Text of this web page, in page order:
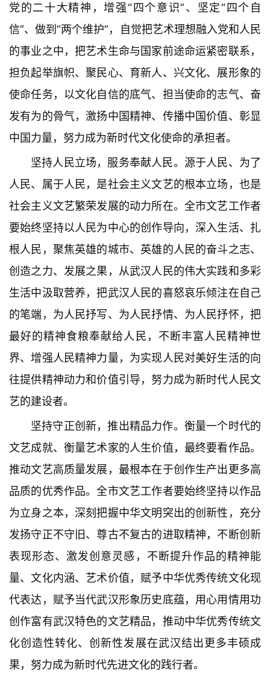
首
武
汉
办
事
党的二十大精神，增强“四个意识”、坚定“四个自
信”、做到“两个维护”，自觉把艺术理想融入党和人民
的事业之中，把艺术生命与国家前途命运紧密联系，
担负起举旗帜、聚民心、育新人、兴文化、展形象的
使命任务，以文化自信的底气、担当使命的志气、奋
发有为的骨气，激扬中国精神、传播中国价值、彰显
中国力量，努力成为新时代文化使命的承担者。
坚持人民立场，服务奉献人民。源于人民、为了
人民、属于人民，是社会主义文艺的根本立场，也是
社会主义文艺繁荣发展的动力所在。全市文艺工作者
要始终坚持以人民为中心的创作导向，深入生活、扎
根人民，聚焦英雄的城市、英雄的人民的奋斗之志、
创造之力、发展之果，从武汉人民的伟大实践和多彩
生活中汲取营养，把武汉人民的喜怒哀乐倾注在自己
的笔端，为人民抒写、为人民抒情、为人民抒怀，把
最好的精神食粮奉献给人民，不断丰富人民精神世
界、增强人民精神力量，为实现人民对美好生活的向
往提供精神动力和价值引导，努力成为新时代人民文
艺的建设者。
坚持守正创新，推出精品力作。衡量一个时代的
文艺成就、衡量艺术家的人生价值，最终要看作品。
推动文艺高质量发展，最根本在于创作生产出更多高
品质的优秀作品。全市文艺工作者要始终坚持以作品
为立身之本，深刻把握中华文明突出的创新性，充分
发扬守正不守旧、尊古不复古的进取精神，不断创新
表现形态、激发创意灵感，不断提升作品的精神能
量、文化内涵、艺术价值，赋予中华优秀传统文化现
代表达，赋予当代武汉形象历史底蕴，用心用情用功
创作富有武汉特色的文艺精品，推动中华优秀传统文
化创造性转化、创新性发展在武汉结出更多丰硕成
果，努力成为新时代先进文化的践行者。